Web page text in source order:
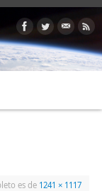
es de 1241 × 1117